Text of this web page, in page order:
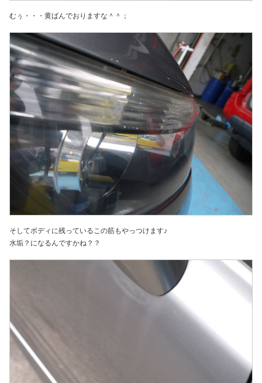
むぅ・・・黄ばんでおりますな＾＾；
そしてボディに残っているこの筋もやっつけます♪
水垢？になるんですかね？？